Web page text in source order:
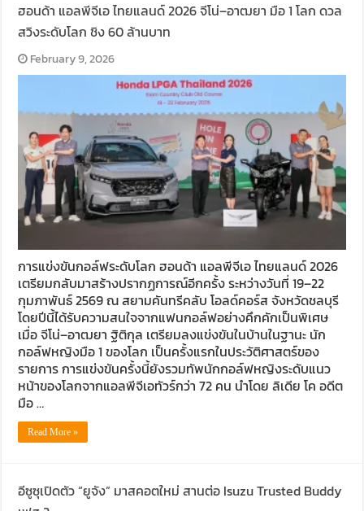
ฮอนด้า แอลพีจีเอ ไทยแลนด์ 2026 จีโน่–อาฒยา มือ 1 โลก ดวล
สวิงระดับโลก ชิง 60 ล้านบาท
February 9, 2026
การแข่งขันกอล์ฟระดับโลก ฮอนด้า แอลพีจีเอ ไทยแลนด์ 2026
เตรียมกลับมาสร้างปรากฏการณ์อีกครั้ง ระหว่างวันที่ 19–22
กุมภาพันธ์ 2569 ณ สยามคันทรีคลับ โอลด์คอร์ส จังหวัดชลบุรี
โดยปีนี้ได้รับความสนใจจากแฟนกอล์ฟอย่างคึกคักเป็นพิเศษ
เมื่อ จีโน่–อาฒยา ฐิติกุล เตรียมลงแข่งขันในบ้านในฐานะ นัก
กอล์ฟหญิงมือ 1 ของโลก เป็นครั้งแรกในประวัติศาสตร์ของ
รายการ การแข่งขันครั้งนี้ยังรวมทัพนักกอล์ฟหญิงระดับแนว
หน้าของโลกจากแอลพีจีเอทัวร์กว่า 72 คน นำโดย ลิเดีย โค อดีต
มือ …
Read More »
อีซูซุเปิดตัว “ยูจัง” มาสคอตใหม่ สานต่อ Isuzu Trusted Buddy